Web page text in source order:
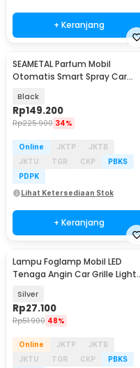
+ Keranjang
SEAMETAL Parfum Mobil
Otomatis Smart Spray Car
Black
Rp149.200
Rp225.900 34%
Online JKTP
JKTB
JKTU
TGR CKP
PBKS
PDPK
Lihat Ketersediaan Stok
+ Keranjang
Lampu Foglamp Mobil LED
Tenaga Angin Car Grille Light
Silver
Rp27.100
Rp51.900 48%
Online JKTP
JKTB
JKTU
TGR CKP
PBKS